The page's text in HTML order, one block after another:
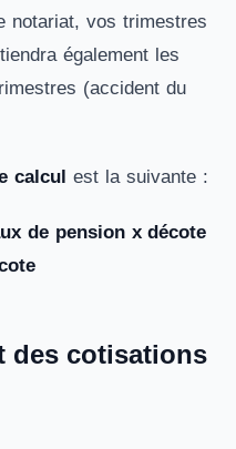
notariat, vos trimestres
également les
(accident du
calcul est la suivante :
de pension x décote
des cotisations